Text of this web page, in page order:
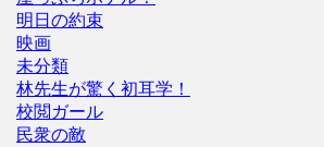
明日の約束
映画
未分類
林先生が驚く初耳学！
校閲ガール
民衆の敵